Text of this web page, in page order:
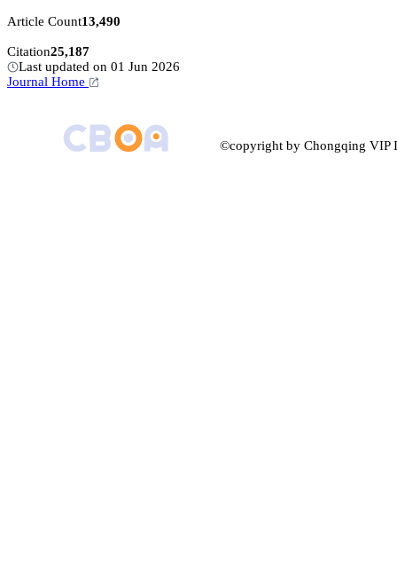
Article Count13,490
Citation25,187
Last updated on 01 Jun 2026
Journal Home
©copyright by Chongqing VIP